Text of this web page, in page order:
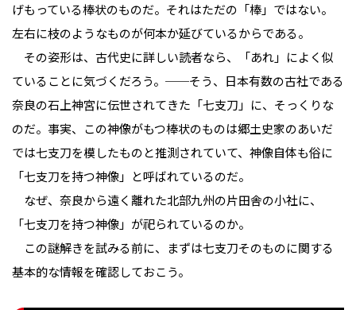
げもっている棒状のものだ。それはただの「棒」ではない。
左右に枝のようなものが何本か延びているからである。
その姿形は、古代史に詳しい読者なら、「あれ」によく似
ていることに気づくだろう。──そう、日本有数の古社である
奈良の石上神宮に伝世されてきた「七支刀」に、そっくりな
のだ。事実、この神像がもつ棒状のものは郷土史家のあいだ
では七支刀を模したものと推測されていて、神像自体も俗に
「七支刀を持つ神像」と呼ばれているのだ。
なぜ、奈良から遠く離れた北部九州の片田舎の小社に、
「七支刀を持つ神像」が祀られているのか。
この謎解きを試みる前に、まずは七支刀そのものに関する
基本的な情報を確認しておこう。